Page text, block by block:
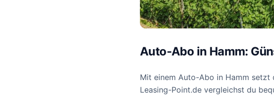
Auto-Abo in Hamm:
Mit einem Auto-Abo in Hamm
Leasing-Point.de vergleichst du